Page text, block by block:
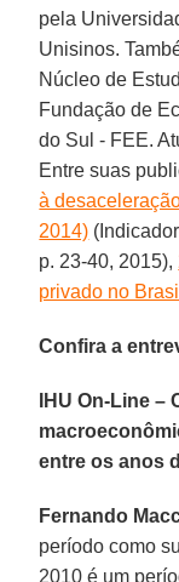
pela
Unisinos.
Núcleo de
Fundação de
do Sul - FEE.
Entre suas
à
2014)
p. 23-40, 2015),
privado no
Confira a
IHU On-Line
entre os anos
Fernando
período como
2010 é um